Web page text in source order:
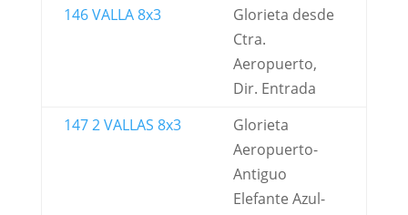
146 VALLA 8x3
Glorieta desde
Ctra.
Aeropuerto,
Dir. Entrada
147 2 VALLAS 8x3
Glorieta
Aeropuerto-
Antiguo
Elefante Azul-